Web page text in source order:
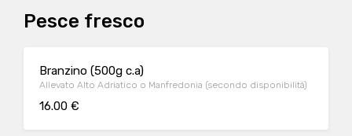
Pesce fresco
Branzino (500g c.a)
Allevato Alto Adriatico o Manfredonia (secondo disponibilità)
16.00 €